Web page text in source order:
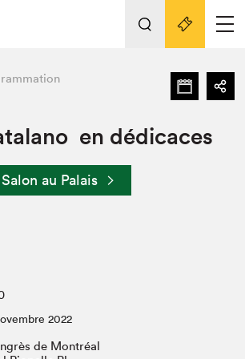
2022
Braindate
Nos activités
2022
en dédicaces
au Palais
2022
de Montréal